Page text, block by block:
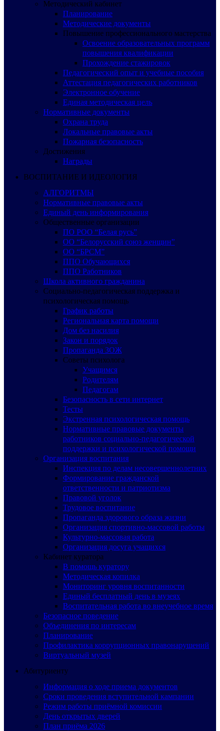
Методический кабинет
Планирование
Методические документы
Повышение профессионального мастерства
Освоение образовательных программ
повышения квалификации
Прохождение стажировок
Педагогический опыт и учебные пособия
Аттестация педагогических работников
Электронное обучение
Единая методическая цель
Нормативные документы
Охрана труда
Локальные правовые акты
Пожарная безопасность
Достижения
Награды
ВОСПИТАНИЕ И ИДЕОЛОГИЯ
АЛГОРИТМЫ
Нормативные правовые акты
Единый день информирования
Общественные организации
ПО РОО “Белая русь”
ОО “Белорусский союз женщин”
ОО “БРСМ”
ППО Обучающихся
ППО Работников
Школа активного гражданина
Социально-педагогическая поддержка и
психологическая помощь
График работы
Региональная карта помощи
Дом без насилия
Закон и порядок
Пропаганда ЗОЖ
Советы психолога
Учащимся
Родителям
Педагогам
Безопасность в сети интернет
Тесты
Экстренная психологическая помощь
Нормативные правовые документы
работников социально-педагогической
поддержки и психологической помощи
Организация воспитания
Инспекция по делам несовершеннолетних
Формирование гражданской
ответственности и патриотизма
Правовой уголок
Трудовое воспитание
Пропаганда здорового образа жизни
Организация спортивно-массовой работы
Культурно-массовая работа
Организация досуга учащихся
Кабинет куратора
В помощь куратору
Методическая копилка
Мониторинг уровня воспитанности
Единый бесплатный день в музеях
Воспитательная работа во внеучебное время
Безопасное поведение
Объединения по интересам
Планирование
Профилактика коррупционных правонарушений
Виртуальный музей
Абитуриенту
Информация о ходе приема документов
Сроки проведения вступительной кампании
Режим работы приёмной комиссии
День открытых дверей
План приёма 2026